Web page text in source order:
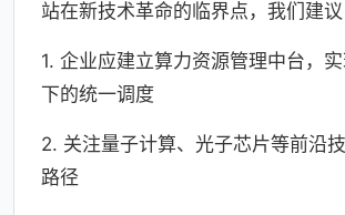
站在新技术革命的临界点，我们建议
1. 企业应建立算力资源管理中台，
下的统一调度
2. 关注量子计算、光子芯片等前沿
路径